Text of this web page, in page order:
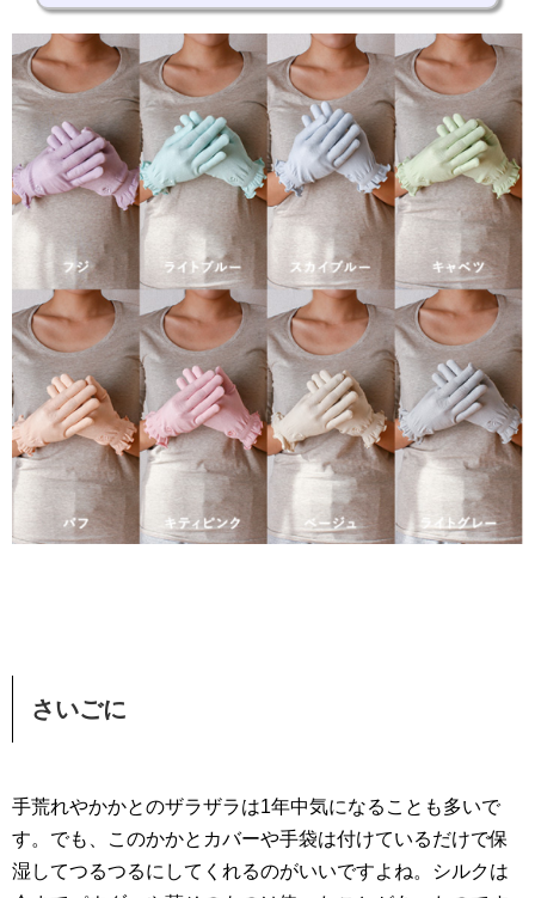
さいごに
手荒れやかかとのザラザラは1年中気になることも多いで
す。でも、このかかとカバーや手袋は付けているだけで保
湿してつるつるにしてくれるのがいいですよね。シルクは